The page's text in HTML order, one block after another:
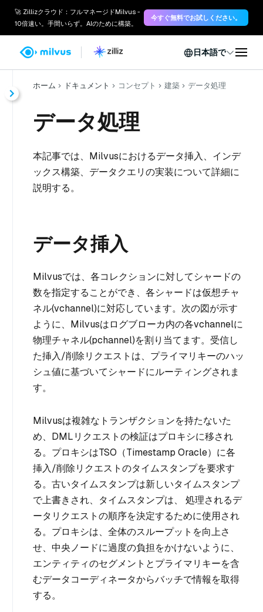
🚀 Zillizクラウド：フルマネージドMilvus -
10倍速い。手間いらず。AIのために構築。
今すぐ無料でお試しください。
日本語で
ホーム ドキュメント コンセプト 建築 データ処理
データ処理
本記事では、Milvusにおけるデータ挿入、インデ
ックス構築、データクエリの実装について詳細に
説明する。
データ挿入
Milvusでは、各コレクションに対してシャードの
数を指定することができ、各シャードは仮想チャ
ネル(vchannel)に対応しています。次の図が示す
ように、Milvusはログブローカ内の各vchannelに
物理チャネル(pchannel)を割り当てます。受信し
た挿入/削除リクエストは、プライマリキーのハッ
シュ値に基づいてシャードにルーティングされま
す。
Milvusは複雑なトランザクションを持たないた
め、DMLリクエストの検証はプロキシに移され
る。プロキシはTSO（Timestamp Oracle）に各
挿入/削除リクエストのタイムスタンプを要求す
る。古いタイムスタンプは新しいタイムスタンプ
で上書きされ、タイムスタンプは、 処理されるデ
ータリクエストの順序を決定するために使用され
る。プロキシは、全体のスループットを向上さ
せ、中央ノードに過度の負担をかけないように、
エンティティのセグメントとプライマリキーを含
むデータコーディネータからバッチで情報を取得
する。